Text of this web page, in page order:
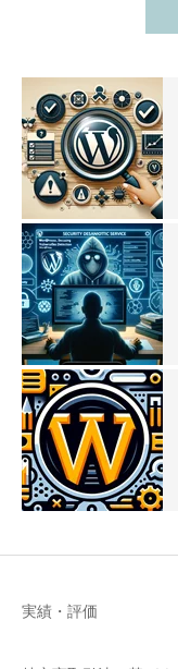
実績・評価